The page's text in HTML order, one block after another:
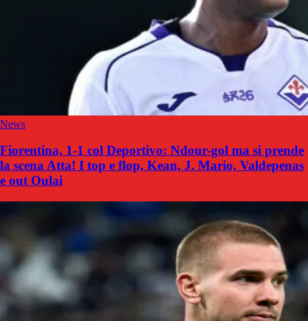
News
Fiorentina, 1-1 col Deportivo: Ndour-gol ma si prende
la scena Atta! I top e flop, Kean, J. Mario, Valdepenas
e out Oulai